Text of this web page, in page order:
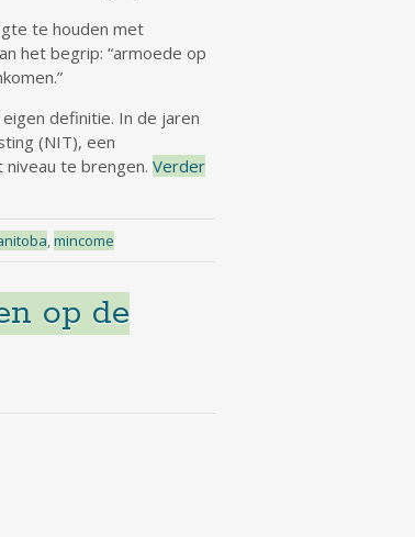
te houden met
het begrip: “armoede op
definitie. In de jaren
(NIT), een
te brengen. Verder
,mincome
op de